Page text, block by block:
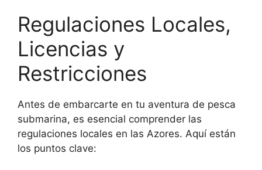
Regulaciones Locales,
Licencias y
Restricciones
Antes de embarcarte en tu aventura de pesca
submarina, es esencial comprender las
regulaciones locales en las Azores. Aquí están
los puntos clave: